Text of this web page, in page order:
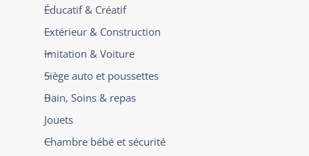
Éducatif & Créatif
Extérieur & Construction
Imitation & Voiture
Siège auto et poussettes
Bain, Soins & repas
Jouets
Chambre bébé et sécurité